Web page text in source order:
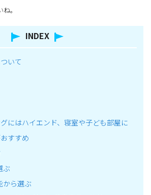
。
INDEX
いて
にはハイエンド、寝室や子ども部屋に
すすめ
ぶ
から選ぶ